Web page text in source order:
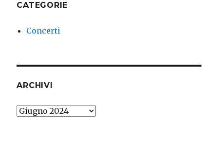
CATEGORIE
Concerti
ARCHIVI
Archivi